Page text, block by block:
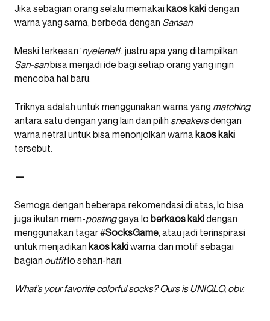
Jika sebagian orang selalu memakai kaos kakidengan
warna yang sama, berbeda dengan Sansan.
Meski terkesan ‘nyeleneh‘, justru apa yang ditampilkan
San-sanbisa menjadi ide bagi setiap orang yang ingin
mencoba hal baru.
Triknya adalah untuk menggunakan warna yang matching
antara satu dengan yang lain dan pilih sneakersdengan
warna netral untuk bisa menonjolkan warna kaos kaki
tersebut.
—
Semoga dengan beberapa rekomendasi di atas, lo bisa
juga ikutan mem-postinggaya lo berkaos kakidengan
menggunakan tagar #SocksGame, atau jadi terinspirasi
untuk menjadikan kaos kakiwarna dan motif sebagai
bagian outfitlo sehari-hari.
What’s your favorite colorful socks? Ours is UNIQLO, obv.